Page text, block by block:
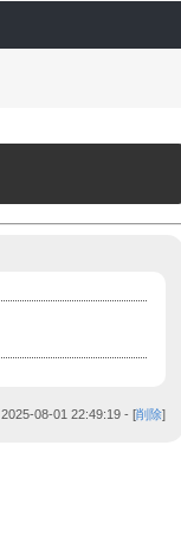
2025-08-01 22:49:19 - [削除]